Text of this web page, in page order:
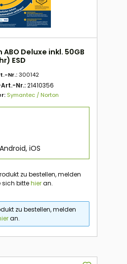
Deluxe inkl. 50GB
ESD
Nr.:300142
Nr.:21410356
Symantec / Norton
iOS
zu bestellen, melden
sich bittehieran.
zu bestellen, melden
an.